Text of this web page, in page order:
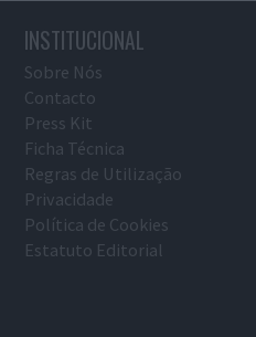
INSTITUCIONAL
Sobre Nós
Contacto
Press Kit
Ficha Técnica
Regras de Utilização
Privacidade
Política de Cookies
Estatuto Editorial